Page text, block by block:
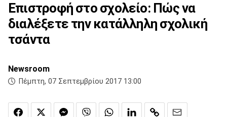
Επιστροφή στο σχολείο: Πώς να
διαλέξετε την κατάλληλη σχολική
τσάντα
Newsroom
Πέμπτη, 07 Σεπτεμβρίου 2017 13:00